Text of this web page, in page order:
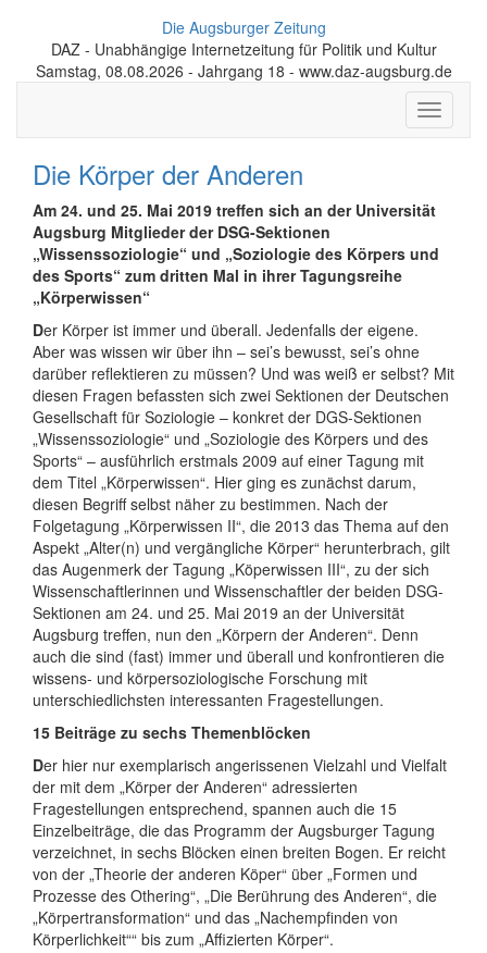
Die Augsburger Zeitung
DAZ - Unabhängige Internetzeitung für Politik und Kultur
Samstag, 08.08.2026 - Jahrgang 18 - www.daz-augsburg.de
Toggle
Die Körper der Anderen
Am 24. und 25. Mai 2019 treffen sich an der Universität
Augsburg Mitglieder der DSG-Sektionen
„Wissenssoziologie“ und „Soziologie des Körpers und
des Sports“ zum dritten Mal in ihrer Tagungsreihe
„Körperwissen“
Der Körper ist immer und überall. Jedenfalls der eigene.
Aber was wissen wir über ihn – sei’s bewusst, sei’s ohne
darüber reflektieren zu müssen? Und was weiß er selbst? Mit
diesen Fragen befassten sich zwei Sektionen der Deutschen
Gesellschaft für Soziologie – konkret der DGS-Sektionen
„Wissenssoziologie“ und „Soziologie des Körpers und des
Sports“ – ausführlich erstmals 2009 auf einer Tagung mit
dem Titel „Körperwissen“. Hier ging es zunächst darum,
diesen Begriff selbst näher zu bestimmen. Nach der
Folgetagung „Körperwissen II“, die 2013 das Thema auf den
Aspekt „Alter(n) und vergängliche Körper“ herunterbrach, gilt
das Augenmerk der Tagung „Köperwissen III“, zu der sich
Wissenschaftlerinnen und Wissenschaftler der beiden DSG-
Sektionen am 24. und 25. Mai 2019 an der Universität
Augsburg treffen, nun den „Körpern der Anderen“. Denn
auch die sind (fast) immer und überall und konfrontieren die
wissens- und körpersoziologische Forschung mit
unterschiedlichsten interessanten Fragestellungen.
15 Beiträge zu sechs Themenblöcken
Der hier nur exemplarisch angerissenen Vielzahl und Vielfalt
der mit dem „Körper der Anderen“ adressierten
Fragestellungen entsprechend, spannen auch die 15
Einzelbeiträge, die das Programm der Augsburger Tagung
verzeichnet, in sechs Blöcken einen breiten Bogen. Er reicht
von der „Theorie der anderen Köper“ über „Formen und
Prozesse des Othering“, „Die Berührung des Anderen“, die
„Körpertransformation“ und das „Nachempfinden von
Körperlichkeit““ bis zum „Affizierten Körper“.